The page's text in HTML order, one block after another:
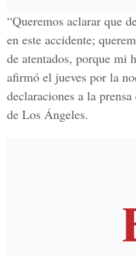
“Queremos aclarar que
en este accidente;
de atentados, porque mi
afirmó el jueves por la
declaraciones a la
de Los Ángeles.